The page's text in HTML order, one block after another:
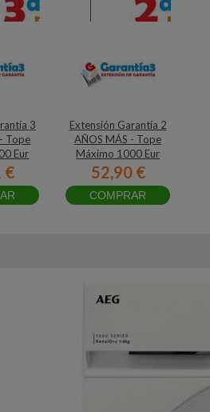
3
Tope
Eur
€
Extensión Garantía 2
AÑOS MÁS - Tope
Máximo 1000 Eur
52,90 €
COMPRAR